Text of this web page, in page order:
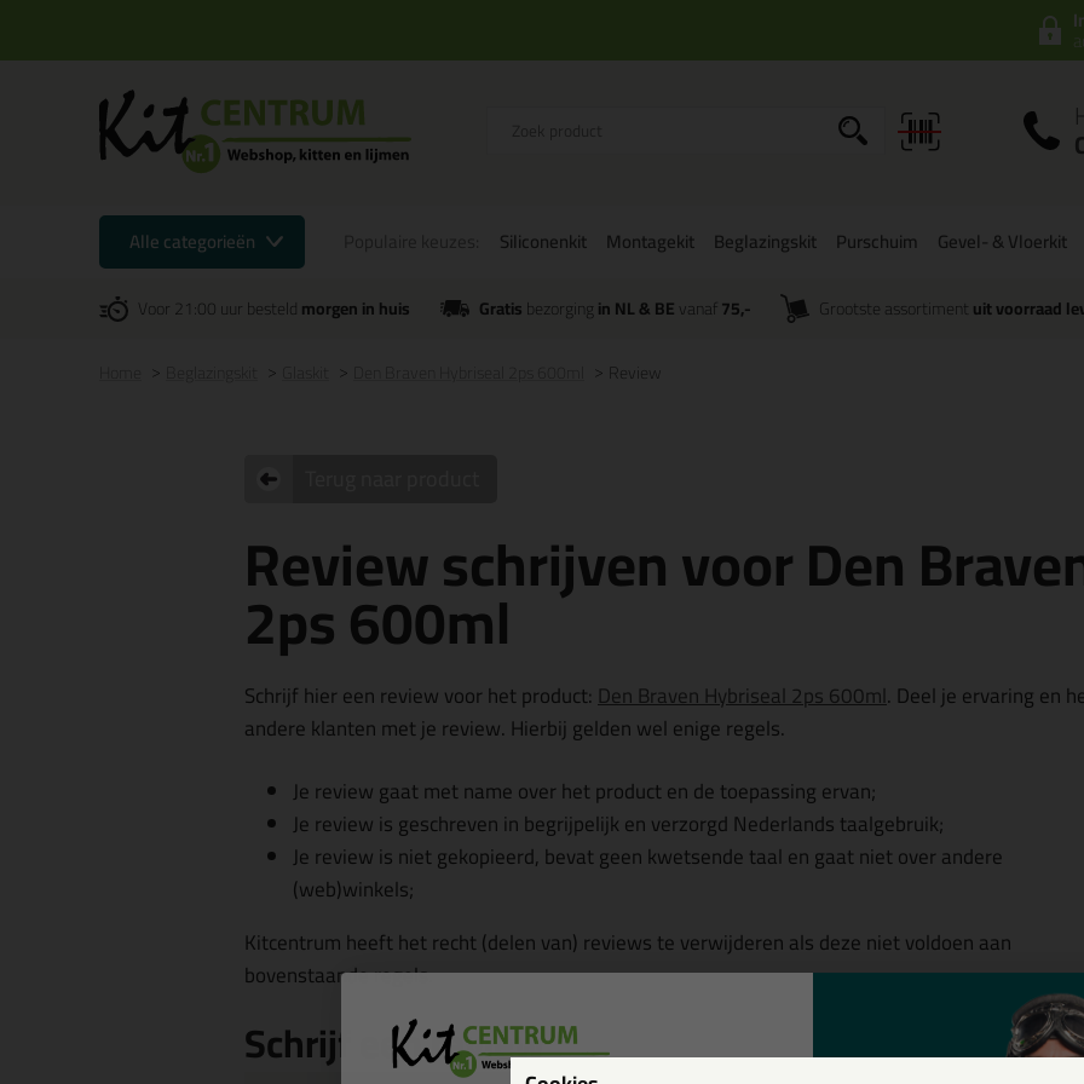
Alle categorieën Siliconenkit Montagekit Beglazingskit Purschuim Gevel- & Vloerkit
Voor 21:00 uur besteldmorgen in huis Gratisbezorgingin NL & BEvanaf 75,- Grootste assortiment uit voorraad
Review
Review schrijven voor Den
2ps 600ml
Schrijf hier een review voor het product:Den Braven Hybriseal 2ps 600ml. Deel je ervaring en
andere klanten met je review. Hierbij gelden wel enige regels.
Je review gaat met name over het product en de toepassing ervan;
Je review is geschreven in begrijpelijk en verzorgd Nederlands taalgebruik;
Je review is niet gekopieerd, bevat geen kwetsende taal en gaat niet over andere
(web)winkels;
Kitcentrum heeft het recht (delen van) reviews te verwijderen als deze niet voldoen aan
bovenstaande regels.
Schrijf een review